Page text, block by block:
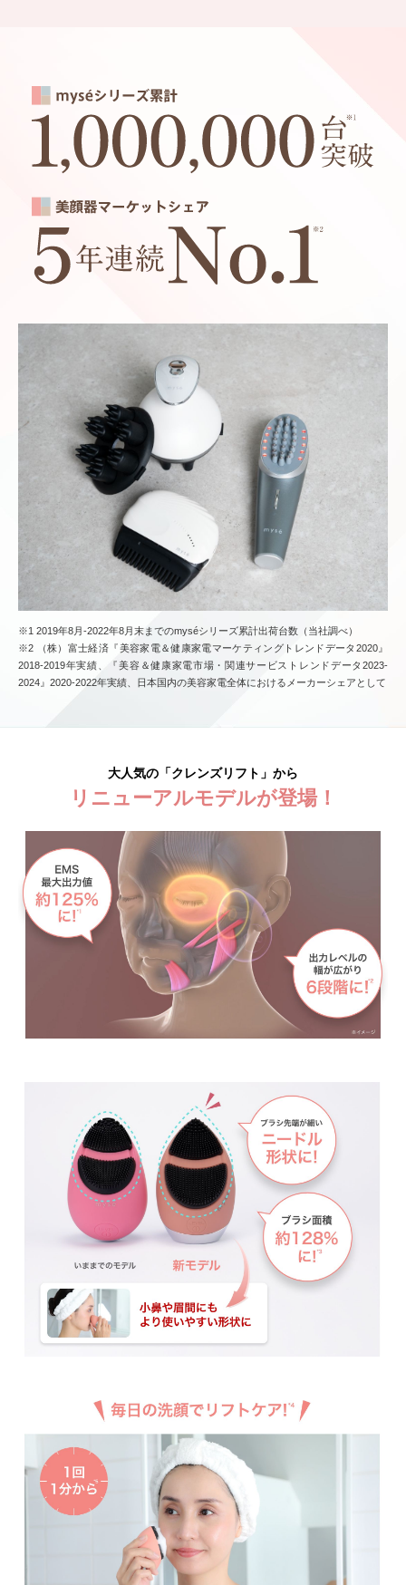
※1 2019年8月-2022年8月末までのmyséシリーズ累計出荷台数（当社調べ）
※2 （株）富士経済『美容家電＆健康家電マーケティングトレンドデータ2020』
2018-2019年実績、『美容＆健康家電市場・関連サービストレンドデータ2023-
2024』2020-2022年実績、日本国内の美容家電全体におけるメーカーシェアとして
大人気の「クレンズリフト」から
リニューアルモデルが登場！